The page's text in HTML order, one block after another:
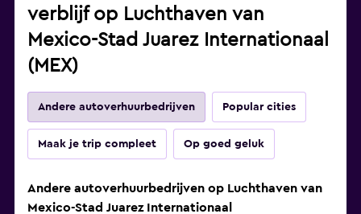
verblijf op Luchthaven van
Mexico-Stad Juarez Internationaal
(MEX)
Andere autoverhuurbedrijven Popular cities
Maak je trip compleet Op goed geluk
Andere autoverhuurbedrijven op Luchthaven van
Mexico-Stad Juarez Internationaal